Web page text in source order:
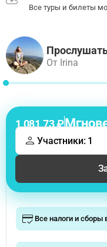
Все туры и билеты
От Irina
1 081,73 ₽
Участники: 1
Все налоги и